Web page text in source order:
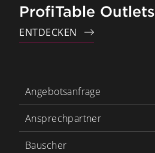
ProfiTable Outlets
ENTDECKEN
Angebotsanfrage
Ansprechpartner
Bauscher